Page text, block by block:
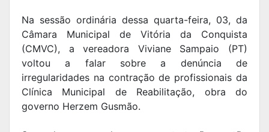
Na sessão ordinária dessa quarta-feira, 03, da
Câmara Municipal de Vitória da Conquista
(CMVC), a vereadora Viviane Sampaio (PT)
voltou a falar sobre a denúncia de
irregularidades na contração de profissionais da
Clínica Municipal de Reabilitação, obra do
governo Herzem Gusmão.